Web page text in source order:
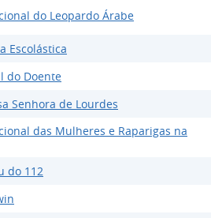
do Leopardo Árabe
Escolástica
do Doente
Senhora de Lourdes
das Mulheres e Raparigas na
do 112